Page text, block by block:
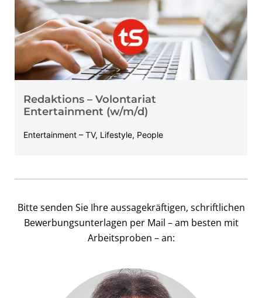
Redaktions – Volontariat
Entertainment (w/m/d)
Entertainment – TV, Lifestyle, People
Bitte senden Sie Ihre aussagekräftigen, schriftlichen
Bewerbungsunterlagen per Mail – am besten mit
Arbeitsproben – an: